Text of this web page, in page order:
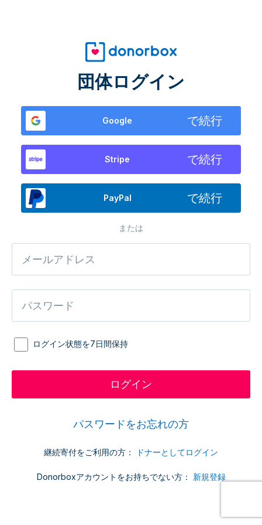
団体ログイン
Google で続行
Stripe で続行
PayPal で続行
または
ログイン状態を7日間保持
パスワードをお忘れの方
継続寄付をご利用の方： ドナーとしてログイン
Donorboxアカウントをお持ちでない方： 新規登録